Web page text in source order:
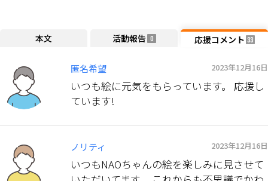
本文 活動報告 0 応援コメント 33
匿名希望 2023年12月16日
いつも絵に元気をもらっています。 応援し
ています!
ノリティ 2023年12月16日
いつもNAOちゃんの絵を楽しみに見させて